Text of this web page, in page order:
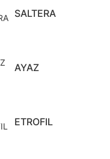
SALTERA
AYAZ
ETROFIL